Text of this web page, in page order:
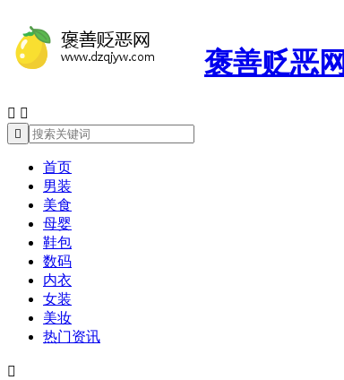
褒善贬恶网
 

首页
男装
美食
母婴
鞋包
数码
内衣
女装
美妆
热门资讯
